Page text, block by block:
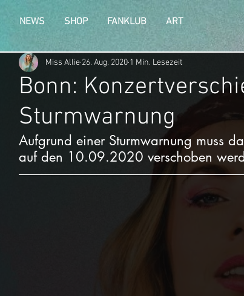
NEWS SHOP FANKLUB ART
Bonn:
Sturmwarnung
Miss Allie 26. Aug. 2020 1 Min. Lesezeit
Aufgrund einer Sturmwarnung muss
auf den 10.09.2020 verschoben